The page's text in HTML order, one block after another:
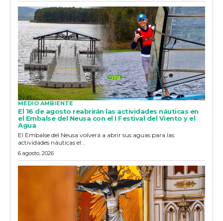
MEDIO AMBIENTE
El 16 de agosto reabrirán las actividades náuticas en
el Embalse del Neusa con el I Festival del Viento y el
Agua
El Embalse del Neusa volverá a abrir sus aguas para las
actividades náuticas el...
6 agosto, 2026